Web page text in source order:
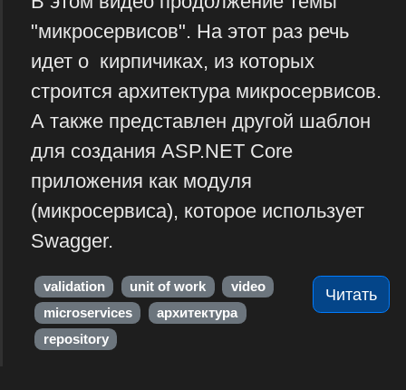
"микросервисов". На этот раз речь
идет о кирпичиках, из которых
строится архитектура микросервисов.
А также представлен другой шаблон
для создания ASP.NET Core
приложения как модуля
(микросервиса), которое использует
Swagger.
Читать
validation unit of work
video
microservices
архитектура
repository